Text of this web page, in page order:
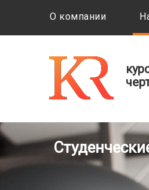
О компании